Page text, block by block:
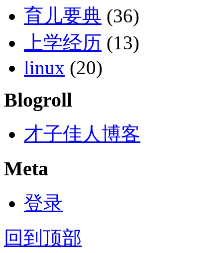
育儿要典 (36)
上学经历 (13)
linux (20)
Blogroll
才子佳人博客
Meta
登录
回到顶部